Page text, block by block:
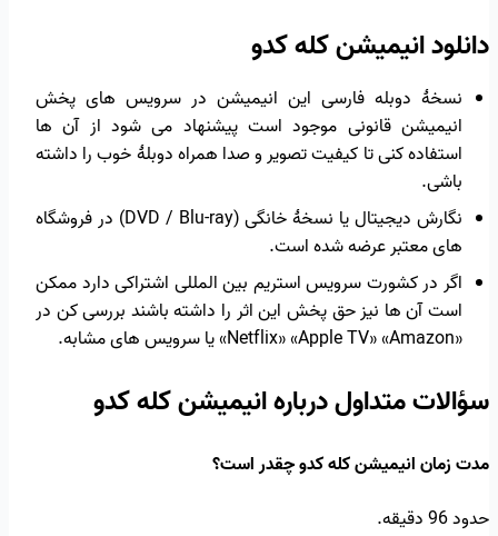
دانلود انیمیشن کله کدو
نسخهٔ دوبله فارسی این انیمیشن در سرویس های پخش
انیمیشن قانونی موجود است پیشنهاد می شود از آن ها
استفاده کنی تا کیفیت تصویر و صدا همراه دوبلهٔ خوب را داشته
باشی.
نگارش دیجیتال یا نسخهٔ خانگی (DVD / Blu-ray) در فروشگاه
های معتبر عرضه شده است.
اگر در کشورت سرویس استریم بین المللی اشتراکی دارد ممکن
است آن ها نیز حق پخش این اثر را داشته باشند بررسی کن در
«Netflix» «Apple TV» «Amazon» یا سرویس های مشابه.
سؤالات متداول درباره انیمیشن کله کدو
مدت زمان انیمیشن کله کدو چقدر است؟
حدود 96 دقیقه.